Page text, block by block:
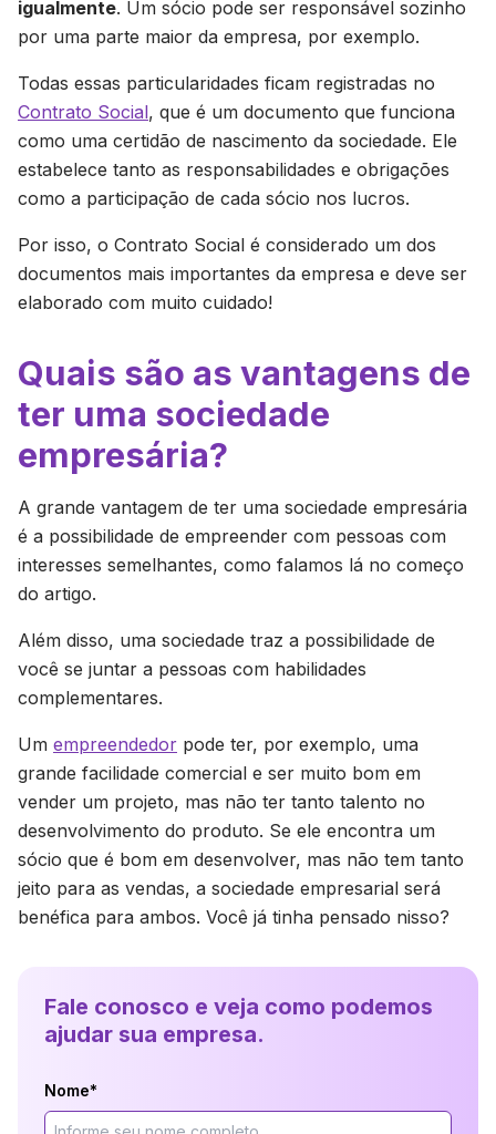
igualmente. Um sócio pode ser responsável sozinho
por uma parte maior da empresa, por exemplo.
Todas essas particularidades ficam registradas no
Contrato Social, que é um documento que funciona
como uma certidão de nascimento da sociedade. Ele
estabelece tanto as responsabilidades e obrigações
como a participação de cada sócio nos lucros.
Por isso, o Contrato Social é considerado um dos
documentos mais importantes da empresa e deve ser
elaborado com muito cuidado!
Quais são as vantagens de
ter uma sociedade
empresária?
A grande vantagem de ter uma sociedade empresária
é a possibilidade de empreender com pessoas com
interesses semelhantes, como falamos lá no começo
do artigo.
Além disso, uma sociedade traz a possibilidade de
você se juntar a pessoas com habilidades
complementares.
Um empreendedor pode ter, por exemplo, uma
grande facilidade comercial e ser muito bom em
vender um projeto, mas não ter tanto talento no
desenvolvimento do produto. Se ele encontra um
sócio que é bom em desenvolver, mas não tem tanto
jeito para as vendas, a sociedade empresarial será
benéfica para ambos. Você já tinha pensado nisso?
Fale conosco e veja como podemos
ajudar sua empresa.
Nome*